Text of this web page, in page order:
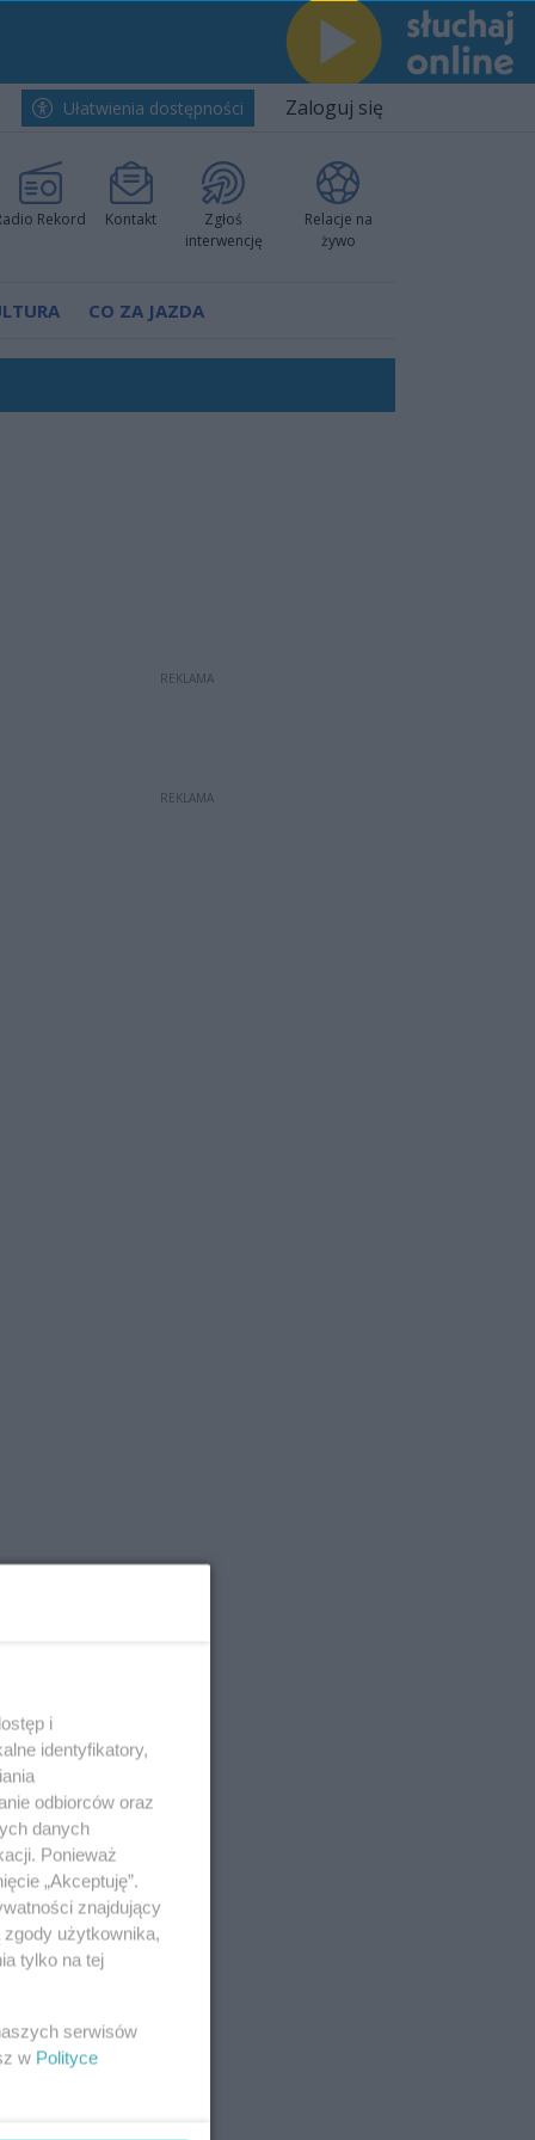
Ułatwienia dostępności Zaloguj się
Rekord Kontakt
Zgłoś
interwencję
Relacje na
żywo
CO ZA JAZDA
nową sportową tradycję"
REKLAMA
REKLAMA
i
identyfikatory,
odbiorców oraz
danych
Ponieważ
„Akceptuję”.
znajdujący
użytkownika,
tylko na tej
serwisów
w Polityce